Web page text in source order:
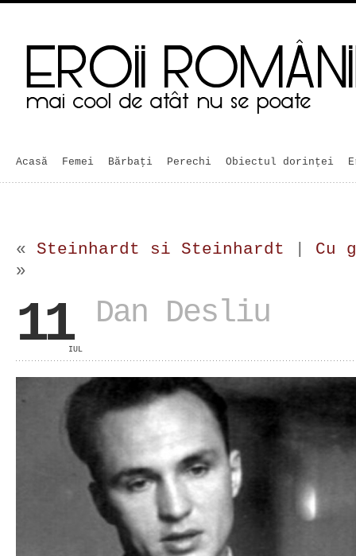
Acasă Femei Bărbaţi Perechi Obiectul dorinței
« Steinhardt si Steinhardt
Cu
»
11IUL
Dan Desliu